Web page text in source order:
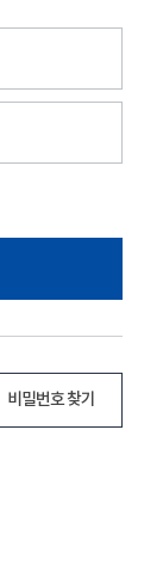
비밀번호 찾기